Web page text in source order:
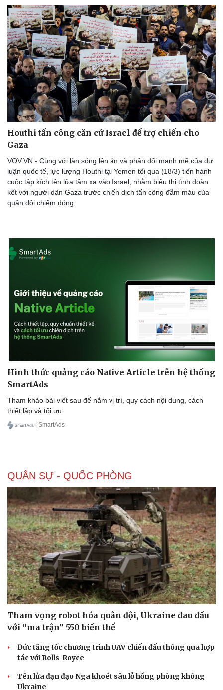
Thể thao
Bóng đá
Lịch thi đấu bóng đá
Thế giới thể thao
eSports
Hậu trường
Ô tô - Xe máy
Ô tô
Xe máy
Tư vấn
Houthi tấn công căn cứ Israel để trợ chiến cho
Gaza
VOV.VN - Cùng với làn sóng lên án và phản đối mạnh mẽ của dư
luận quốc tế, lực lượng Houthi tại Yemen tối qua (18/3) tiến hành
cuộc tập kích tên lửa tầm xa vào Israel, nhằm biểu thị tình đoàn
kết với người dân Gaza trước chiến dịch tấn công đẫm máu của
quân đội chiếm đóng.
Hình thức quảng cáo Native Article trên hệ thống
SmartAds
Tham khảo bài viết sau để nắm vị trí, quy cách nội dung, cách
thiết lập và tối ưu.
| SmartAds
QUÂN SỰ - QUỐC PHÒNG
Tham vọng robot hóa quân đội, Ukraine đau đầu
với “ma trận” 550 biến thể
Đức tăng tốc chương trình UAV chiến đấu thông qua hợp
tác với Rolls-Royce
Tên lửa đạn đạo Nga khoét sâu lỗ hổng phòng không
Ukraine